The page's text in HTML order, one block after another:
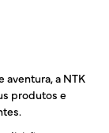
aventura, a NTK
produtos e